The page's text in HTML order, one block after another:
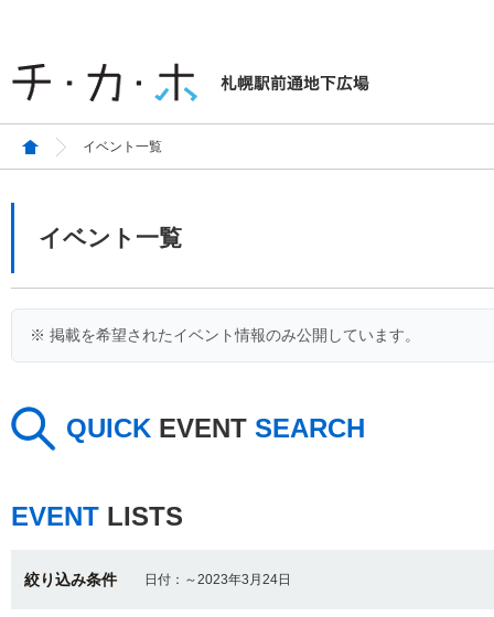
イベント一覧
イベント一覧
※ 掲載を希望されたイベント情報のみ公開しています。
QUICK EVENT SEARCH
EVENT LISTS
絞り込み条件 日付：～2023年3月24日